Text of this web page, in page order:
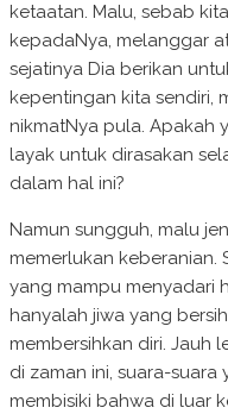
ketaatan. Malu, sebab
kepadaNya, melanggar
sejatinya Dia berikan
kepentingan kita sendiri,
nikmatNya pula. Apakah
layak untuk dirasakan
dalam hal ini?
Namun sungguh, malu
memerlukan keberanian.
yang mampu menyadari
hanyalah jiwa yang
membersihkan diri. Jauh
di zaman ini, suara-suara
membisiki bahwa di luar